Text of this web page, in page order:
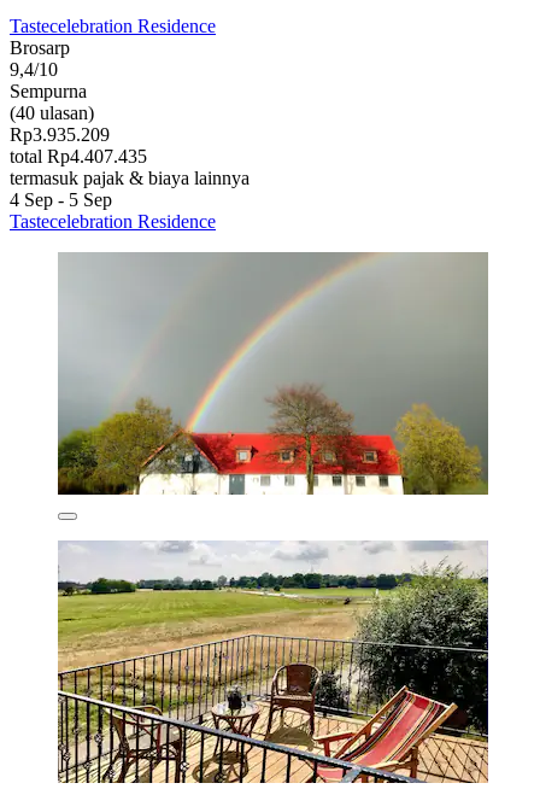
Tastecelebration Residence
Brosarp
9,4/10
Sempurna
(40 ulasan)
Rp3.935.209
total Rp4.407.435
termasuk pajak & biaya lainnya
4 Sep - 5 Sep
Tastecelebration Residence